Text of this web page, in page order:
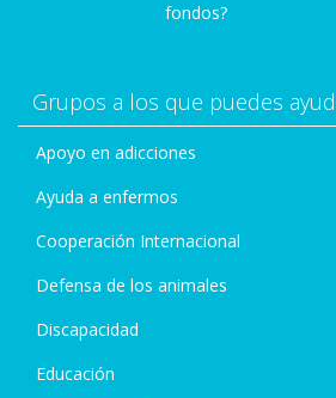
fondos?
Grupos a los que puedes
Apoyo en adicciones
Ayuda a enfermos
Cooperación Internacional
Defensa de los animales
Discapacidad
Educación